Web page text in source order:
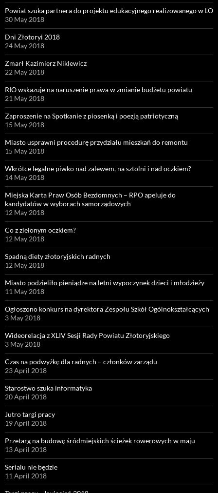
Powiat szuka partnera do projektu edukacyjnego realizowanego w LO
30 May 2018
Dni Złotoryi 2018
24 May 2018
Zmarł Kazimierz Niklewicz
22 May 2018
RIO wskazuje na naruszenie prawa w zmianie budżetu powiatu
21 May 2018
Zaproszenie na Spotkanie z piosenką i poezją patriotyczną
15 May 2018
Miasto usprawni procedurę przydziału mieszkań do remontu
15 May 2018
Wkrótce legalne piwko nad zalewem, na sztolni i nad oczkiem?
14 May 2018
Miejska Karta Praw Osób Bezdomnych – RPO apeluje do
kandydatów w wyborach samorządowych
12 May 2018
Co z zielonym oczkiem?
12 May 2018
Spadną diety złotoryjskich radnych
12 May 2018
Miasto podzieliło pieniądze na letni wypoczynek dzieci i młodzieży
11 May 2018
Ogłoszono konkurs na dyrektora Zespołu Szkół Ogólnokształcących
3 May 2018
Wideorelacja z XLIV Sesji Rady Powiatu Złotoryjskiego
3 May 2018
Czas na podwyżkę dla radnych – członków zarządu
23 April 2018
Starostwo szuka informatyka
20 April 2018
Jutro targi pracy
19 April 2018
Przetarg na budowę śródmiejskich ścieżek rowerowych w maju
13 April 2018
Serialu nie będzie
11 April 2018